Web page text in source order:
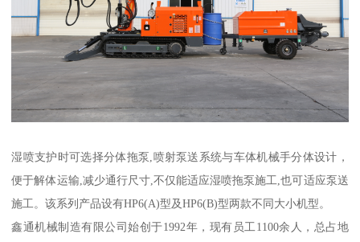
湿喷支护时可选择分体拖泵,喷射泵送系统与车体机械手分体设计，
便于解体运输,减少通行尺寸,不仅能适应湿喷拖泵施工,也可适应泵送
施工。该系列产品设有HP6(A)型及HP6(B)型两款不同大小机型。
鑫通机械制造有限公司始创于1992年，现有员工1100余人，总占地